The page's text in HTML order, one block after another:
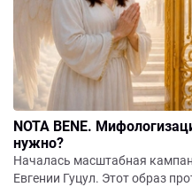
NOTA BENE.
нужно?
Началась масштабная
Евгении Гуцул. Этот образ